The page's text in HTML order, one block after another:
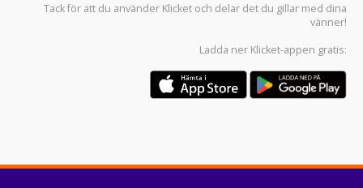
Tack för att du använder Klicket och delar det du gillar med dina
vänner!
Ladda ner Klicket-appen gratis: